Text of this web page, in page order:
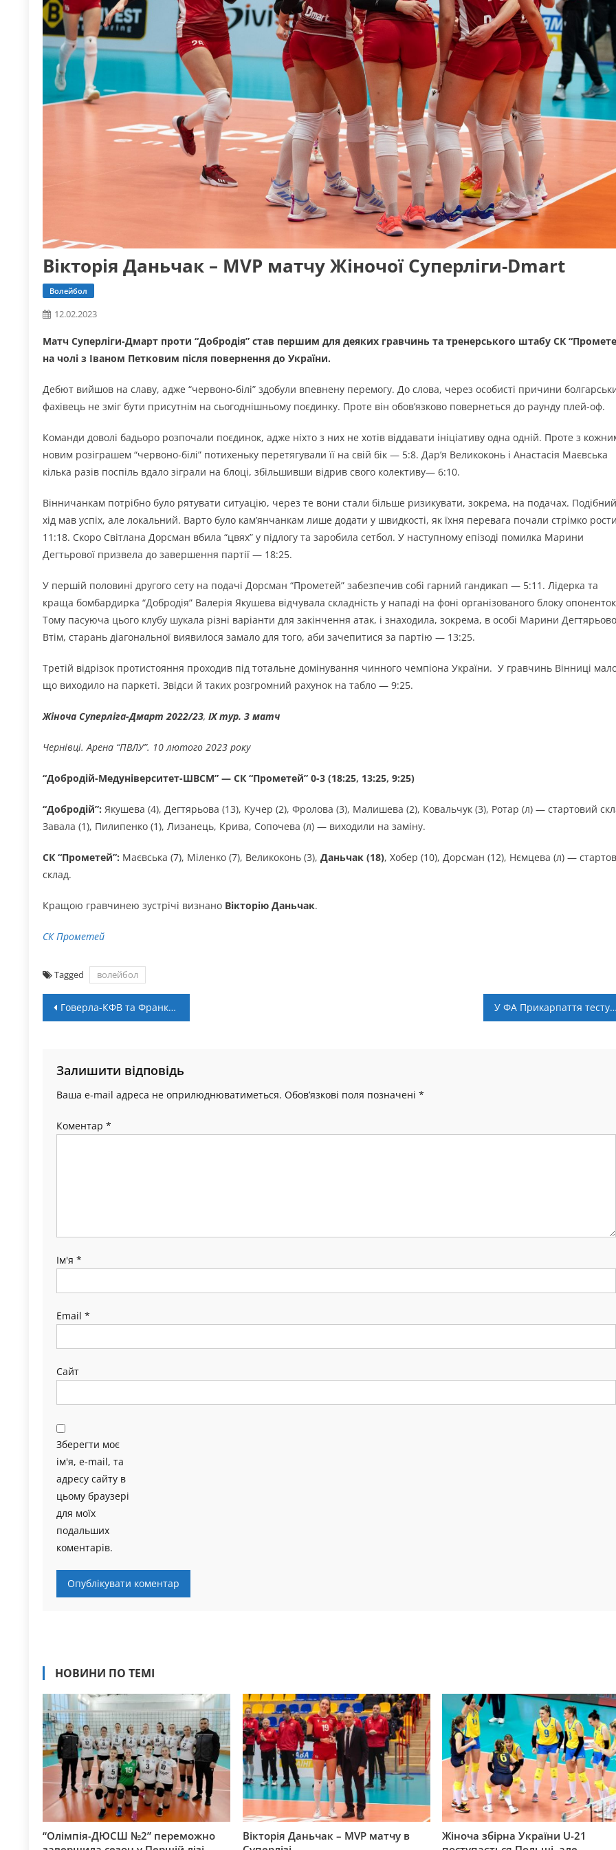
Вікторія Даньчак – MVP матчу Жіночої Суперліги-Dmart
Волейбол
12.02.2023
Матч Суперліги-Дмарт проти “Добродія” став першим для деяких гравчинь та тренерського штабу СК
на чолі з Іваном Петковим після повернення до України.
Дебют вийшов на славу, адже “червоно-білі” здобули впевнену перемогу. До слова, через особисті причини
фахівець не зміг бути присутнім на сьогоднішньому поєдинку. Проте він обов’язково повернеться до раунду плей-оф.
Команди доволі бадьоро розпочали поєдинок, адже ніхто з них не хотів віддавати ініціативу одна одній. Проте з
новим розіграшем “червоно-білі” потихеньку перетягували її на свій бік — 5:8. Дар’я Великоконь і Анастасія Маєвська
кілька разів поспіль вдало зіграли на блоці, збільшивши відрив свого колективу— 6:10.
Вінничанкам потрібно було рятувати ситуацію, через те вони стали більше ризикувати, зокрема, на подачах. Подібний
хід мав успіх, але локальний. Варто було кам’янчанкам лише додати у швидкості, як їхня перевага почали стрімко
11:18. Скоро Світлана Дорсман вбила “цвях” у підлогу та заробила сетбол. У наступному епізоді помилка Марини
Дегтьрової призвела до завершення партії — 18:25.
У першій половині другого сету на подачі Дорсман “Прометей” забезпечив собі гарний гандикап — 5:11. Лідерка та
краща бомбардирка “Добродія” Валерія Якушева відчувала складність у нападі на фоні організованого блоку
Тому пасуюча цього клубу шукала різні варіанти для закінчення атак, і знаходила, зокрема, в особі Марини
Втім, старань діагональної виявилося замало для того, аби зачепитися за партію — 13:25.
Третій відрізок протистояння проходив під тотальне домінування чинного чемпіона України. У гравчинь Вінниці
що виходило на паркеті. Звідси й таких розгромний рахунок на табло — 9:25.
Жіноча Суперлiга-Дмарт 2022/23, ІХ тур. 3 матч
Чернівці. Арена “ПВЛУ”. 10 лютого 2023 року
“Добродій-Медуніверситет-ШВСМ” — СК “Прометей” 0-3 (18:25, 13:25, 9:25)
“Добродій”: Якушева (4), Дегтярьова (13), Кучер (2), Фролова (3), Малишева (2), Ковальчук (3), Ротар (л) — стартовий
Завала (1), Пилипенко (1), Лизанець, Крива, Сопочева (л) — виходили на заміну.
СК “Прометей”: Маєвська (7), Міленко (7), Великоконь (3), Даньчак (18), Хобер (10), Дорсман (12), Нємцева (л) —
склад.
Кращою гравчинею зустрічі визнано Вікторію Даньчак.
СК Прометей
Tagged волейбол
Навігація
Говерла-КФВ та Франківськ виграли перший тур чемпіонату України 3х3 в категорії U-23 У ФА Прикарпаття тестували потенційних новачків
Залишити відповідь
Ваша e-mail адреса не оприлюднюватиметься. Обов’язкові поля позначені *
Коментар *
Ім'я *
Email *
Сайт
Зберегти моє
ім'я, e-mail, та
адресу сайту в
цьому браузері
для моїх
подальших
коментарів.
НОВИНИ ПО ТЕМІ
“Олімпія-ДЮСШ №2” переможно
Вікторія Даньчак – MVP матчу в
Жіноча збірна України U-21